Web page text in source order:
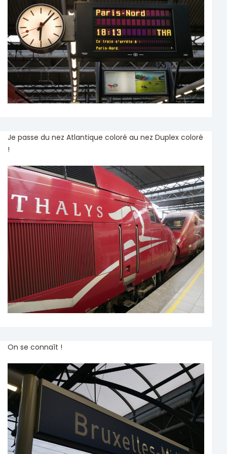
Je passe du nez Atlantique coloré au nez Duplex coloré
!
On se connaît !